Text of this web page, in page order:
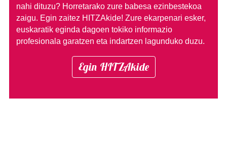
nahi dituzu? Horretarako zure babesa ezinbestekoa
zaigu. Egin zaitez HITZAkide! Zure ekarpenari esker,
euskaratik eginda dagoen tokiko informazio
profesionala garatzen eta indartzen lagunduko duzu.
Egin HITZAkide